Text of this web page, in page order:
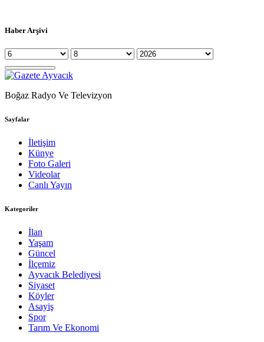
Haber Arşivi
Boğaz Radyo Ve Televizyon
Sayfalar
İletişim
Künye
Foto Galeri
Videolar
Canlı Yayın
Kategoriler
İlan
Yaşam
Güncel
İlçemiz
Ayvacık Belediyesi
Siyaset
Köyler
Asayiş
Spor
Tarım Ve Ekonomi